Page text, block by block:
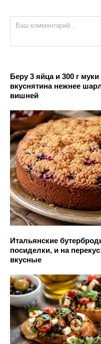
Беру 3 яйца и 300 г
вкуснятина нежнее
вишней
Итальянские
посиделки, и на
вкусные